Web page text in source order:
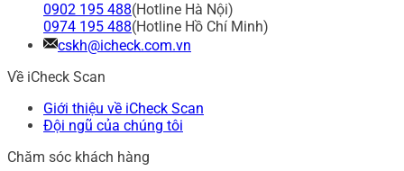
0902 195 488(Hotline Hà Nội)
0974 195 488(Hotline Hồ Chí Minh)
cskh@icheck.com.vn
Về iCheck Scan
Giới thiệu về iCheck Scan
Đội ngũ của chúng tôi
Chăm sóc khách hàng